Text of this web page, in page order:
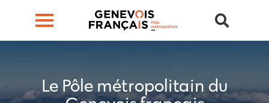
Le Pôle métropolitain du